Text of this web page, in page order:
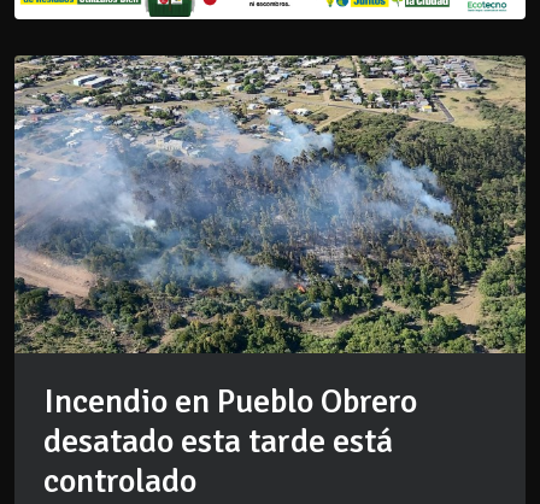
Incendio en Pueblo Obrero
desatado esta tarde está
controlado